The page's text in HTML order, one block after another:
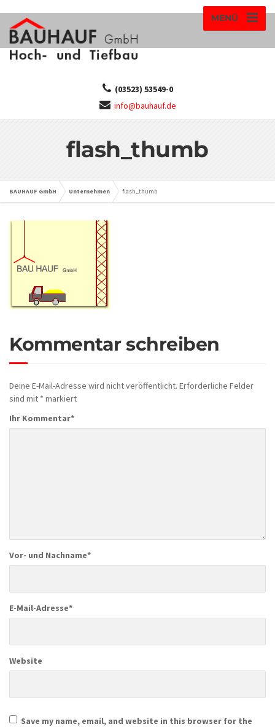
MENÜ
(03523) 53549-0
info@bauhauf.de
flash_thumb
BAUHAUF GmbH Unternehmen flash_thumb
Kommentar schreiben
Deine E-Mail-Adresse wird nicht veröffentlicht. Erforderliche Felder
sind mit * markiert
Ihr Kommentar*
Vor- und Nachname*
E-Mail-Adresse*
Website
Save my name, email, and website in this browser for the